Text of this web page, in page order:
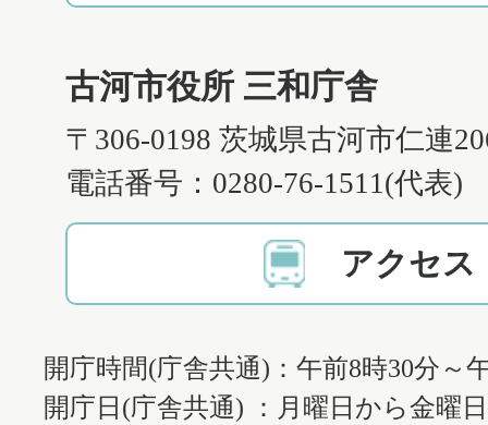
古河市役所 三和庁舎
〒306-0198 茨城県古河市仁連
電話番号：0280-76-1511(代表)
アクセス
開庁時間(庁舎共通)：午前8時30分～
開庁日(庁舎共通) ：月曜日から金曜